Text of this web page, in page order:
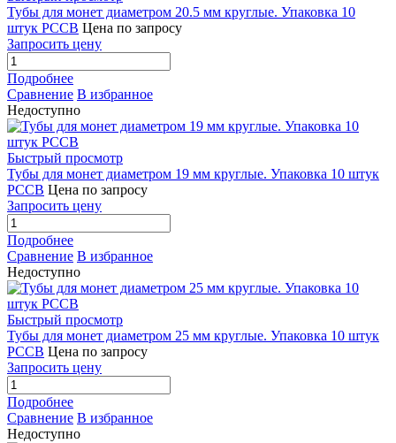
Тубы для монет диаметром 20.5 мм круглые. Упаковка 10
штук РССВ Цена по запросу
Запросить цену
Подробнее
Сравнение В избранное
Недоступно
Быстрый просмотр
Тубы для монет диаметром 19 мм круглые. Упаковка 10 штук
РССВ Цена по запросу
Запросить цену
Подробнее
Сравнение В избранное
Недоступно
Быстрый просмотр
Тубы для монет диаметром 25 мм круглые. Упаковка 10 штук
РССВ Цена по запросу
Запросить цену
Подробнее
Сравнение В избранное
Недоступно